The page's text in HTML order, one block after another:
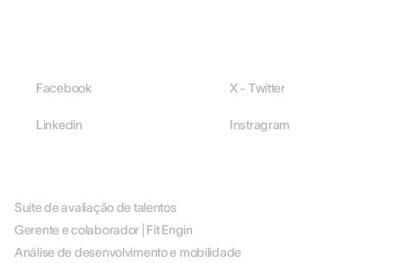
Facebook X - Twitter
Linkedin Instragram
Suíte de avaliação de talentos
Gerente e colaborador | Fit Engin
Análise de desenvolvimento e mobilidade